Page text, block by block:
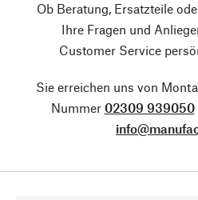
Ob Beratung, Ersatzteile
Ihre Fragen und
Customer Service
Sie erreichen uns von
Nummer 02309 939050